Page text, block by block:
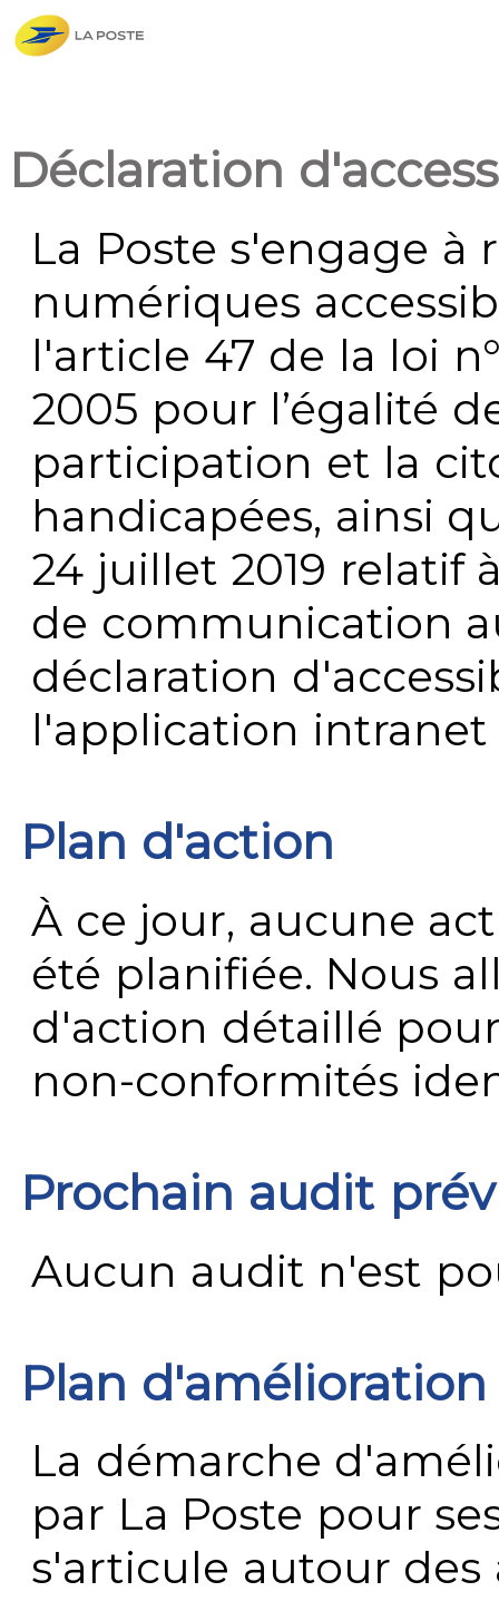
Déclaration
La Poste s'engage à
numériques
l'article 47 de la loi
2005 pour l’égalité
participation et la
handicapées, ainsi
24 juillet 2019 relatif
de communication
déclaration
l'application
Plan d'action
À ce jour, aucune
été planifiée. Nous
d'action détaillé
non-conformités
Prochain audit
Aucun audit n'est
Plan
La démarche
par La Poste pour
s'articule autour des